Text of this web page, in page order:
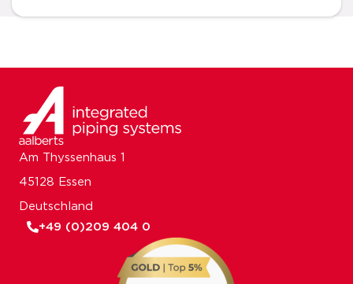
Am Thyssenhaus 1
45128 Essen
Deutschland
+49 (0)209 404 0